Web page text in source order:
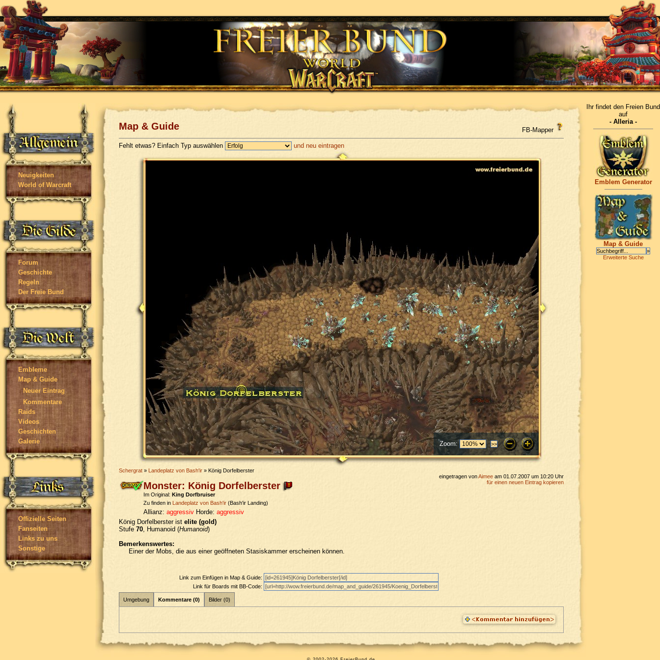
Neuigkeiten
World of Warcraft
Forum
Geschichte
Regeln
Der Freie Bund
Embleme
Map & Guide
Neuer Eintrag
Kommentare
Raids
Videos
Geschichten
Galerie
Offizielle Seiten
Fanseiten
Links zu uns
Sonstige
Map & Guide FB-Mapper
Fehlt etwas? Einfach Typ auswählen und neu eintragen
Zoom:
Schergrat » Landeplatz von Bash'ir » König Dorfelberster
eingetragen vonAimee am 01.07.2007 um 10:20 Uhr
für einen neuen Eintrag kopieren
Monster: König Dorfelberster
Im Original: King Dorfbruiser
Zu finden in Landeplatz von Bash'ir (Bash'ir Landing)
Allianz: aggressiv Horde: aggressiv
König Dorfelberster ist elite (gold)
Stufe 70 , Humanoid (Humanoid)
Bemerkenswertes:
Einer der Mobs, die aus einer geöffneten Stasiskammer erscheinen können.
Link zum Einfügen in Map & Guide:
Link für Boards mit BB-Code:
Umgebung Kommentare (0) Bilder (0)
Ihr findet den Freien Bund
auf
- Alleria -
Emblem Generator
Map & Guide
Erweiterte Suche